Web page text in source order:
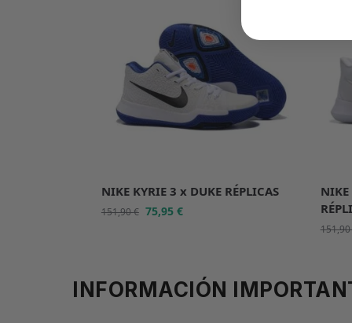
NIKE KYRIE 3 x DUKE RÉPLICAS
151,90€ 75,95 €
NIKE
151,90
INFORMACIÓN